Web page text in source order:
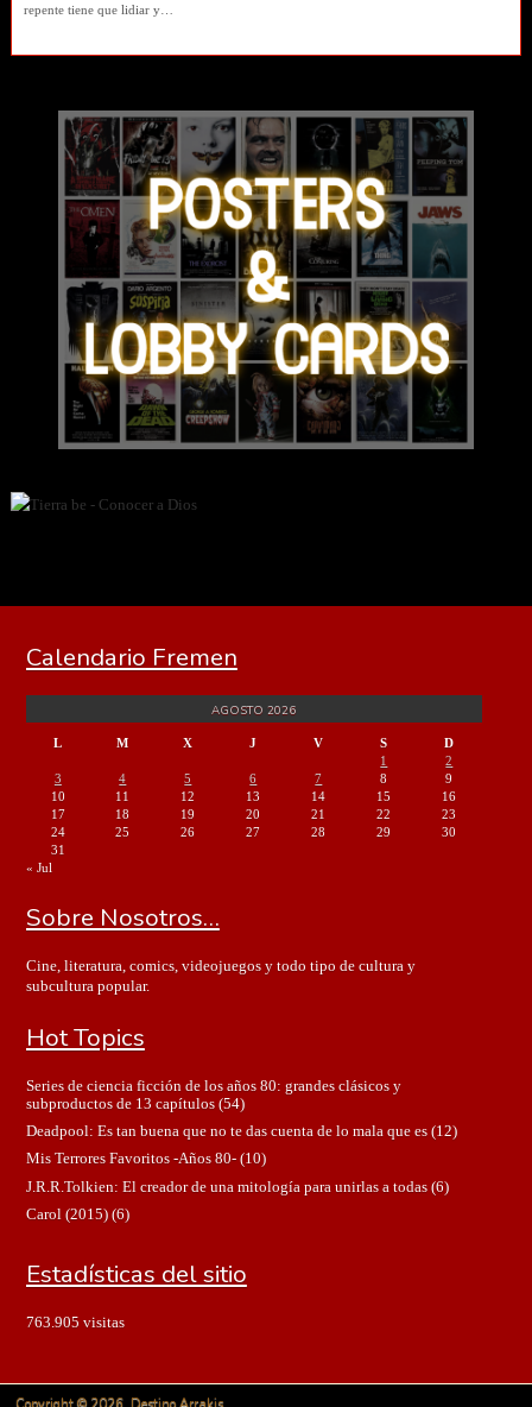
repente tiene que lidiar y…
Calendario Fremen
AGOSTO 2026
L M X J V S
D
1
2
3
4 5 6 7 8
9
10
11 12 13 14 15
16
17
18 19 20 21 22
23
24
25 26 27 28 29
30
31
« Jul
Sobre Nosotros…
Cine, literatura, comics, videojuegos y todo tipo de cultura y
subcultura popular.
Hot Topics
Series de ciencia ficción de los años 80: grandes clásicos y
subproductos de 13 capítulos(54)
Deadpool: Es tan buena que no te das cuenta de lo mala que es(12)
Mis Terrores Favoritos -Años 80-(10)
J.R.R.Tolkien: El creador de una mitología para unirlas a todas(6)
Carol (2015)(6)
Estadísticas del sitio
763.905 visitas